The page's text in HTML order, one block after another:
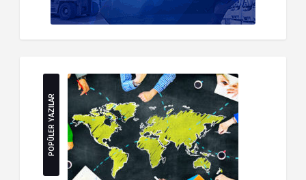
POPÜLER YAZILAR